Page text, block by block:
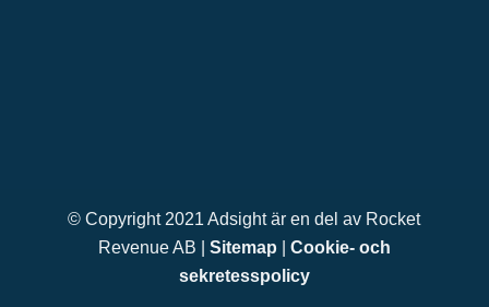
© Copyright 2021 Adsight är en del av Rocket
Revenue AB | Sitemap
Cookie- och
sekretesspolicy